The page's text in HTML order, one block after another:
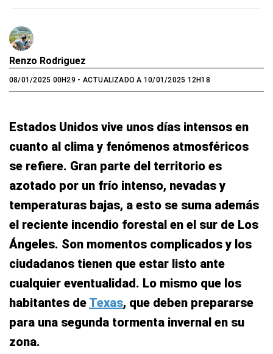
Renzo Rodriguez
08/01/2025 00H29 - ACTUALIZADO A 10/01/2025 12H18
Estados Unidos vive unos días intensos en
cuanto al clima y fenómenos atmosféricos
se refiere. Gran parte del territorio es
azotado por un frío intenso, nevadas y
temperaturas bajas, a esto se suma además
el reciente incendio forestal en el sur de Los
Ángeles. Son momentos complicados y los
ciudadanos tienen que estar listo ante
cualquier eventualidad. Lo mismo que los
habitantes de Texas, que deben prepararse
para una segunda tormenta invernal en su
zona.